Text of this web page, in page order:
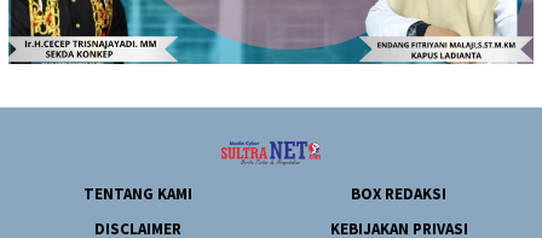
TENTANG KAMI
BOX REDAKSI
DISCLAIMER
KEBIJAKAN PRIVASI